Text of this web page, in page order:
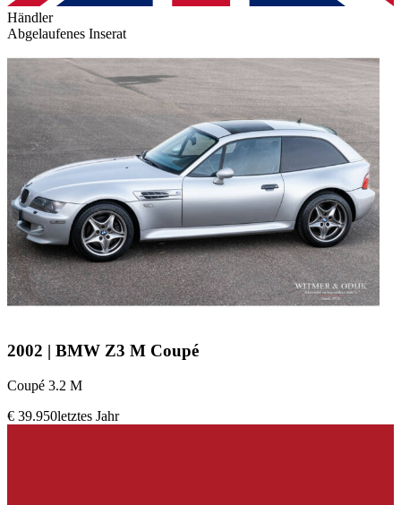
Händler
Abgelaufenes Inserat
2002 | BMW Z3 M Coupé
Coupé 3.2 M
€ 39.950letztes Jahr